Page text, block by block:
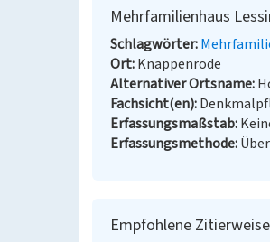
Mehrfamilienhaus
Schlagwörter
Ort Knappenrode
Alternativer Ortsname
Fachsicht(en)
Erfassungsmaßstab
Erfassungsmethode
Empfohlene Zitierweise